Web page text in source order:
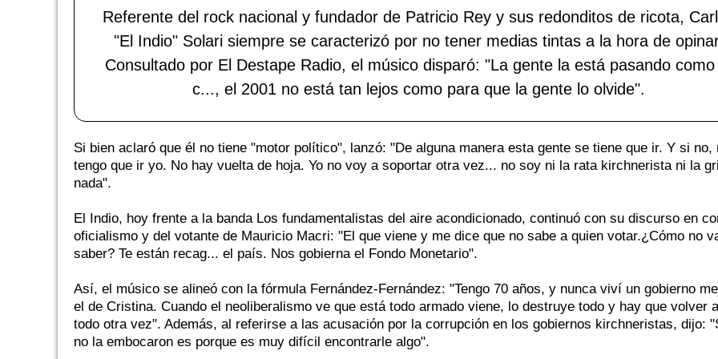
Referente del rock nacional y fundador de Patricio Rey y sus redonditos de ricota,
"El Indio" Solari siempre se caracterizó por no tener medias tintas a la hora de
Consultado por El Destape Radio, el músico disparó: "La gente la está pasando como
c..., el 2001 no está tan lejos como para que la gente lo olvide".
Si bien aclaró que él no tiene "motor político", lanzó: "De alguna manera esta gente se tiene que ir. Y si no,
tengo que ir yo. No hay vuelta de hoja. Yo no voy a soportar otra vez... no soy ni la rata kirchnerista ni la
nada".
El Indio, hoy frente a la banda Los fundamentalistas del aire acondicionado, continuó con su discurso en
oficialismo y del votante de Mauricio Macri: "El que viene y me dice que no sabe a quien votar.¿Cómo no
saber? Te están recag... el país. Nos gobierna el Fondo Monetario".
Así, el músico se alineó con la fórmula Fernández-Fernández: "Tengo 70 años, y nunca viví un gobierno
el de Cristina. Cuando el neoliberalismo ve que está todo armado viene, lo destruye todo y hay que volver
todo otra vez". Además, al referirse a las acusación por la corrupción en los gobiernos kirchneristas, dijo:
no la embocaron es porque es muy difícil encontrarle algo".